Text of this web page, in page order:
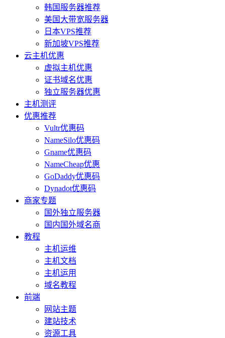
韩国服务器推荐
美国大带宽服务器
日本VPS推荐
新加坡VPS推荐
云主机优惠
虚拟主机优惠
证书域名优惠
独立服务器优惠
主机测评
优惠推荐
Vultr优惠码
NameSilo优惠码
Gname优惠码
NameCheap优惠
GoDaddy优惠码
Dynadot优惠码
商家专题
国外独立服务器
国内国外域名商
教程
主机运维
主机文档
主机运用
域名教程
前端
网站主题
建站技术
资源工具